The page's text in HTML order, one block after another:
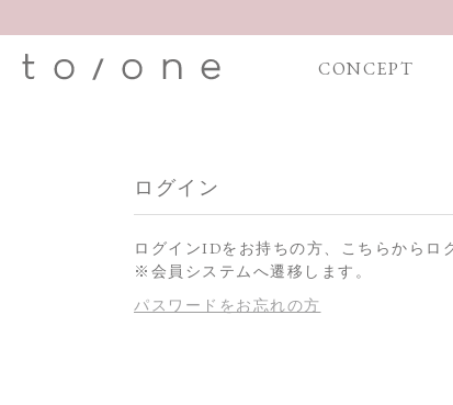
CONCEPT
ログイン
ログインIDをお持ちの方、こちらからロ
※会員システムへ遷移します。
パスワードをお忘れの方